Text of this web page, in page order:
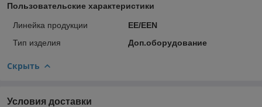
Пользовательские характеристики
Линейка продукции
EE/EEN
Тип изделия
Доп.оборудование
Скрыть
Условия доставки